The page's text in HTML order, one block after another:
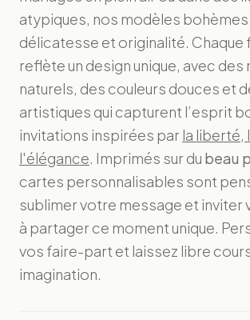
atypiques, nos modèles
délicatesse et originalité.
reflète un design unique, avec
naturels, des couleurs douces et
artistiques qui capturent l’esprit
invitations inspirées parla liberté,
l'élégance. Imprimés sur du beau
cartes personnalisables sont
sublimer votre message et inviter
à partager ce moment unique.
vos faire-part et laissez libre
imagination.